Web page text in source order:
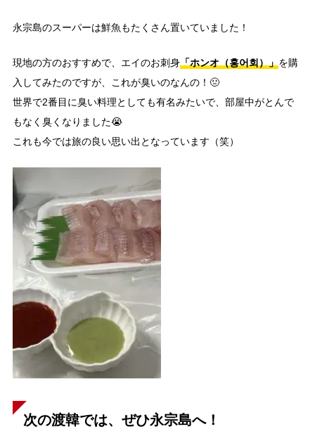
永宗島のスーパーは鮮魚もたくさん置いていました！
現地の方のおすすめで、エイのお刺身「ホンオ（홍어회）」を購
入してみたのですが、これが臭いのなんの！🤢
世界で2番目に臭い料理としても有名みたいで、部屋中がとんで
もなく臭くなりました😭
これも今では旅の良い思い出となっています（笑）
次の渡韓では、ぜひ永宗島へ！